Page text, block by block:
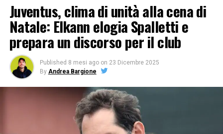
Juventus, clima di unità alla cena di
Natale: Elkann elogia Spalletti e
prepara un discorso per il club
Published 8 mesi ago on 23 Dicembre 2025
By Andrea Bargione